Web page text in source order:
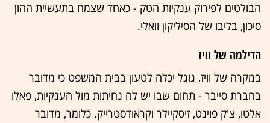
הבולטים לפירוק ענקיות הטק - כאחד שצמח בתעשיית ההון
סיכון, בליבו של הסיליקון וואלי.
הדילמה של וויז
במקרה של וויז, גוגל יכלה לטעון בבית המשפט כי מדובר
בחברת סייבר - תחום שבו יש לה נחיתות מול הענקיות, פאלו
אלטו, צ'ק פוינט, זיסקיילר וקראודסטרייק. כלומר, מדובר